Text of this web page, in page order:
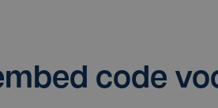
code